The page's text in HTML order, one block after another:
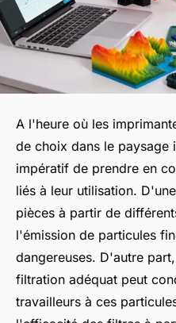
A l'heure où les
de choix dans le paysage
impératif de prendre en
liés à leur utilisation.
pièces à partir de
l'émission de particules
dangereuses. D'autre
filtration adéquat peut
travailleurs à ces